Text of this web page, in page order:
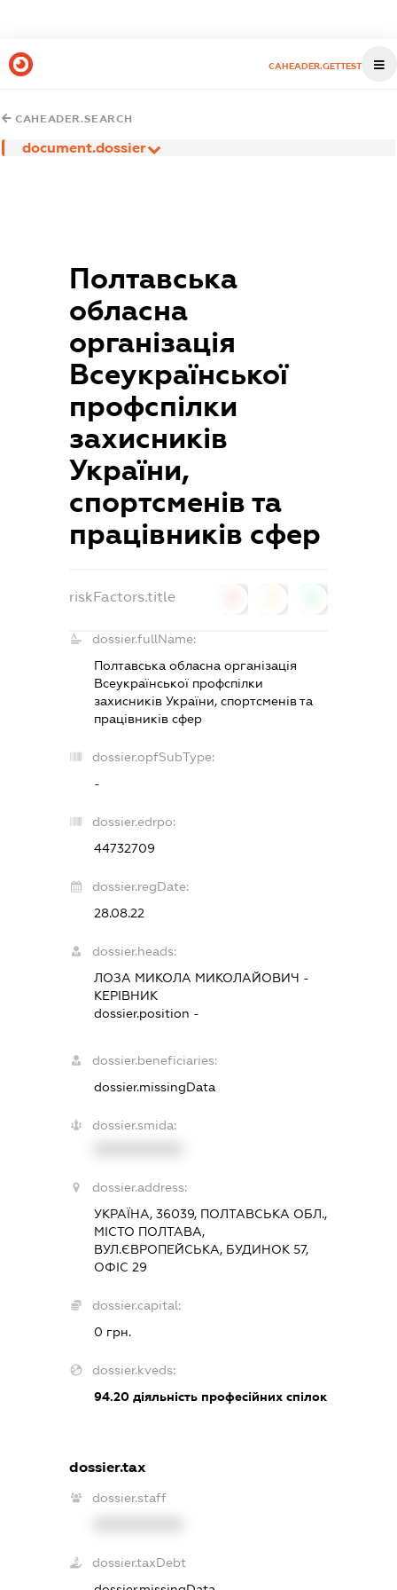
CAHEADER.GETTEST
CAHEADER.SEARCH
document.dossier
Полтавська
обласна
організація
Всеукраїнської
профспілки
захисників
України,
спортсменів та
працівників сфер
riskFactors.title
dossier.fullName:
Полтавська обласна організація
Всеукраїнської профспілки
захисників України, спортсменів та
працівників сфер
dossier.opfSubType:
-
dossier.edrpo:
44732709
dossier.regDate:
28.08.22
dossier.heads:
ЛОЗА МИКОЛА МИКОЛАЙОВИЧ -
КЕРІВНИК
dossier.position -
dossier.beneficiaries:
dossier.missingData
dossier.smida:
dossier.address:
УКРАЇНА, 36039, ПОЛТАВСЬКА ОБЛ.,
МІСТО ПОЛТАВА,
ВУЛ.ЄВРОПЕЙСЬКА, БУДИНОК 57,
ОФІС 29
dossier.capital:
0 грн.
dossier.kveds:
94.20 діяльність професійних спілок
dossier.tax
dossier.staff
dossier.taxDebt